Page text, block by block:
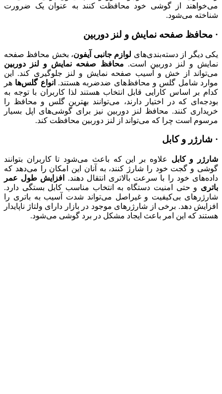
می‌خواهند از گوشی خود محافظت کنند به عنوان یک ضرورت
شناخته می‌شود.
· محافظ صفحه نمایش و لنز دوربین
یکی دیگر از دسته‌بندی‌های لوازم جانبی آیفون، بخش محافظ صفحه
نمایش و لنز دوربین است. محافظ صفحه نمایش و لنز دوربین
می‌تواند از خش و آسیب صفحه نمایش و لنز جلوگیری کند. این
موارد شامل گلس و محافظ‌های ضدضربه هستند. انواع گلس‌ها هر
کدام بر اساس کارایی قابل انتخاب هستند لذا کاربران با توجه به
بودجه‌ای که در اختیار دارند، می‌توانند بهترین گلس و محافظ را
خریداری کنند. محافظ لنز دوربین نیز برای گوشی‌های اپل بسیار
مرسوم است چرا که می‌تواند از لنز دوربین محافظت کند.
· شارژر و کابل
شارژر و کابل علاوه بر این که باعث می‌شود تا کاربران بتوانند
گوشی و گجت خود را شارژ کنند، به آنان این امکان را می‌دهد که
داده‌های خود را با سرعت بالاتری انتقال دهند.
افزایش طول عمر
باتری و حتی امنیت دستگاه به انتخاب مناسب کابل بستگی دارد.
شارژرهای بی‌کیفیت و غیراصل می‌تواند شدت آسیب به باتری را
افزایش دهد. برخی از شارژرهای موجود در بازار دارای ولتاژ ناپایدار
هستند که این امر باعث ایجاد مشکل در برد گوشی می‌شود.